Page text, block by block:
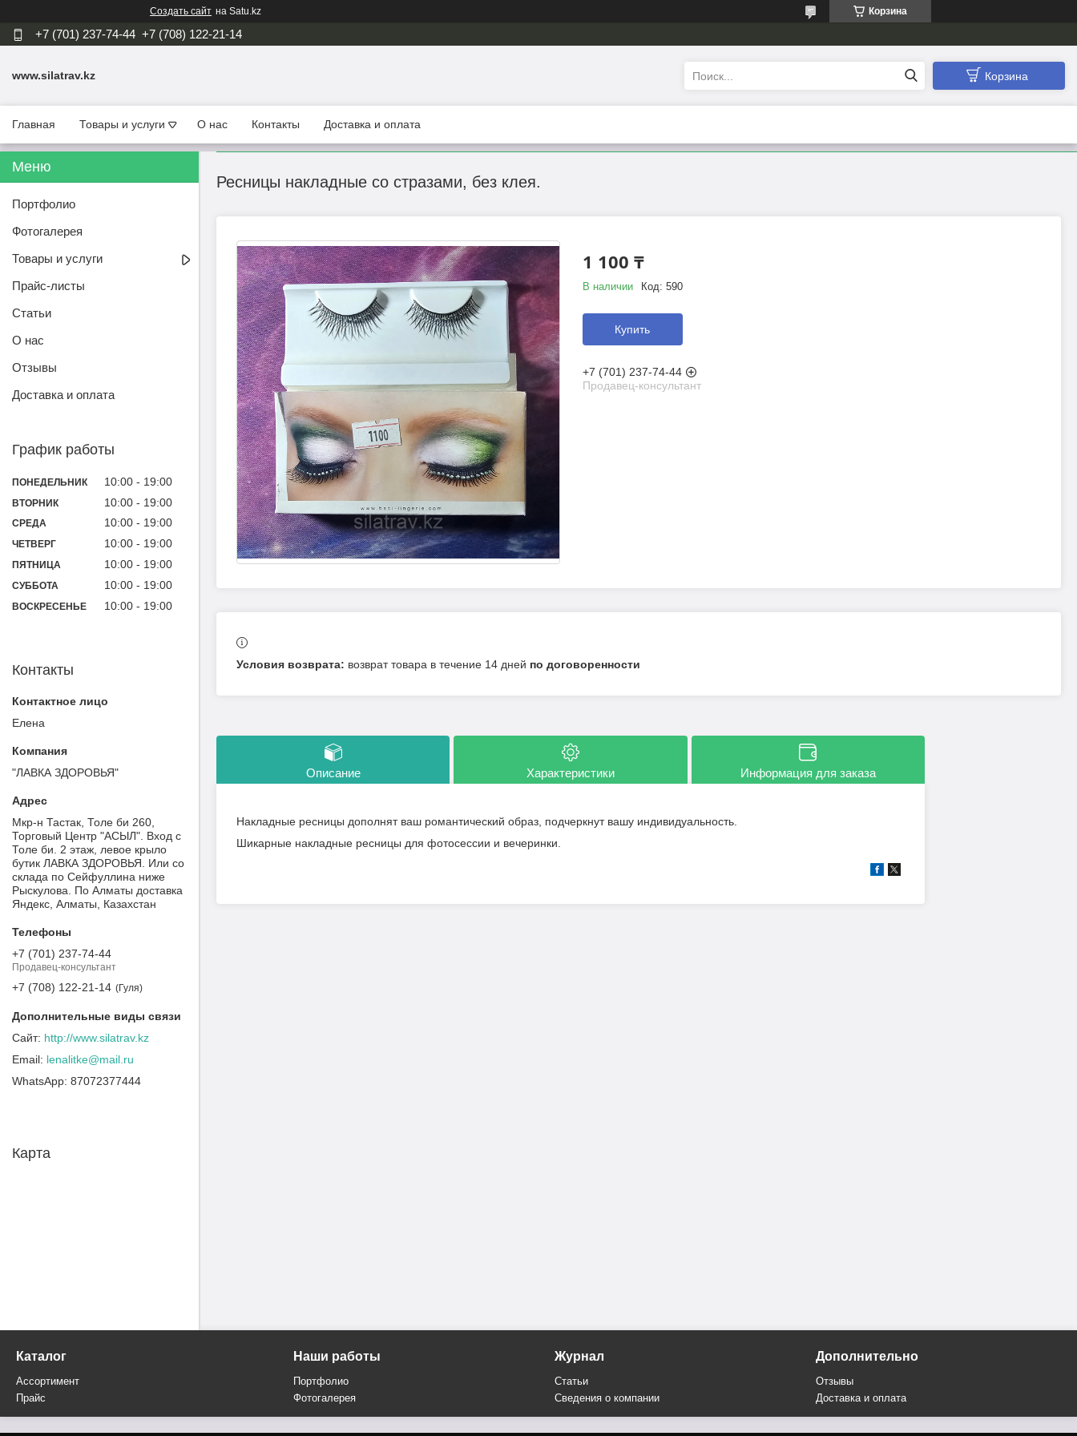
Создать сайт на Satu.kz Корзина
+7 (701) 237-74-44 +7 (708) 122-21-14
www.silatrav.kz Корзина
Главная Товары и услуги О нас Контакты Доставка и оплата
Ресницы накладные со стразами, без клея.
1 100 ₸
В наличии Код: 590
Купить
+7 (701) 237-74-44
Продавец-консультант
возврат товара в течение 14 дней по договоренности
Описание Характеристики Информация для заказа
Накладные ресницы дополнят ваш романтический образ, подчеркнут вашу индивидуальность.
Шикарные накладные ресницы для фотосессии и вечеринки.
Портфолио
Фотогалерея
Товары и услуги
Прайс-листы
Статьи
О нас
Отзывы
Доставка и оплата
График работы
ПОНЕДЕЛЬНИК 10:00 19:00
ВТОРНИК 10:00 19:00
СРЕДА 10:00 19:00
ЧЕТВЕРГ 10:00 19:00
ПЯТНИЦА 10:00 19:00
СУББОТА 10:00 19:00
ВОСКРЕСЕНЬЕ 10:00 19:00
Контакты
Елена
"ЛАВКА ЗДОРОВЬЯ"
Мкр-н Тастак, Толе би 260,
Торговый Центр "АСЫЛ". Вход с
Толе би. 2 этаж, левое крыло
бутик ЛАВКА ЗДОРОВЬЯ. Или со
склада по Сейфуллина ниже
Рыскулова. По Алматы доставка
Яндекс, Алматы, Казахстан
+7 (701) 237-74-44
Продавец-консультант
+7 (708) 122-21-14 Гуля
http://www.silatrav.kz
lenalitke@mail.ru
87072377444
Карта
Каталог
Ассортимент
Прайс
Наши работы
Портфолио
Фотогалерея
Журнал
Статьи
Сведения о компании
Дополнительно
Отзывы
Доставка и оплата